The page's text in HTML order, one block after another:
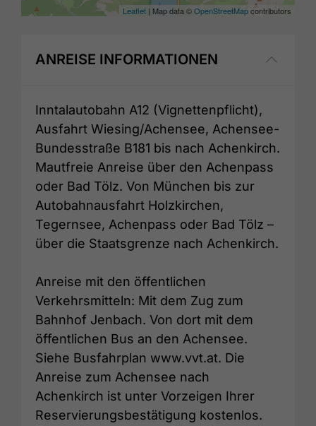
Leaflet | Map data ©OpenStreetMapcontributors
ANREISE INFORMATIONEN
Inntalautobahn A12 (Vignettenpflicht),
Ausfahrt Wiesing/Achensee, Achensee-
Bundesstraße B181 bis nach Achenkirch.
Mautfreie Anreise über den Achenpass
oder Bad Tölz. Von München bis zur
Autobahnausfahrt Holzkirchen,
Tegernsee, Achenpass oder Bad Tölz –
über die Staatsgrenze nach Achenkirch.
Anreise mit den öffentlichen
Verkehrsmitteln: Mit dem Zug zum
Bahnhof Jenbach. Von dort mit dem
öffentlichen Bus an den Achensee.
Siehe Busfahrplan www.vvt.at. Die
Anreise zum Achensee nach
Achenkirch ist unter Vorzeigen Ihrer
Reservierungsbestätigung kostenlos.